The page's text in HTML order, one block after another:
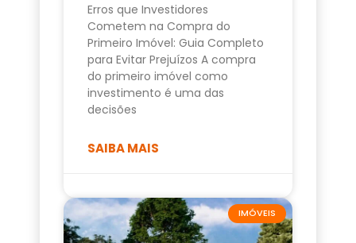
Erros que Investidores
Cometem na Compra do
Primeiro Imóvel: Guia Completo
para Evitar Prejuízos A compra
do primeiro imóvel como
investimento é uma das
decisões
SAIBA MAIS
IMÓVEIS